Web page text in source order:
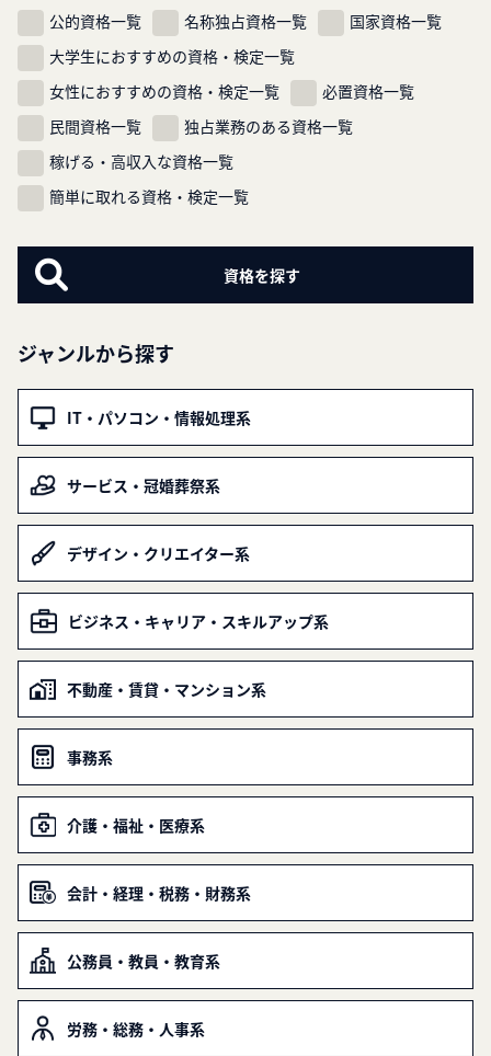
公的資格一覧 名称独占資格一覧
国家資格一覧
大学生におすすめの資格・検定一覧
女性におすすめの資格・検定一覧
必置資格一覧
民間資格一覧
独占業務のある資格一覧
稼げる・高収入な資格一覧
簡単に取れる資格・検定一覧
ジャンルから探す
IT・パソコン・情報処理系
サービス・冠婚葬祭系
デザイン・クリエイター系
ビジネス・キャリア・スキルアップ系
不動産・賃貸・マンション系
事務系
介護・福祉・医療系
会計・経理・税務・財務系
公務員・教員・教育系
労務・総務・人事系